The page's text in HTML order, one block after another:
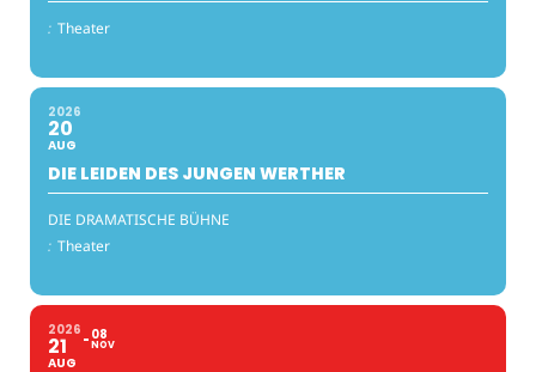
: Theater
2026
20
AUG
DIE LEIDEN DES JUNGEN WERTHER
DIE DRAMATISCHE BÜHNE
: Theater
2026
21
AUG
08
NOV